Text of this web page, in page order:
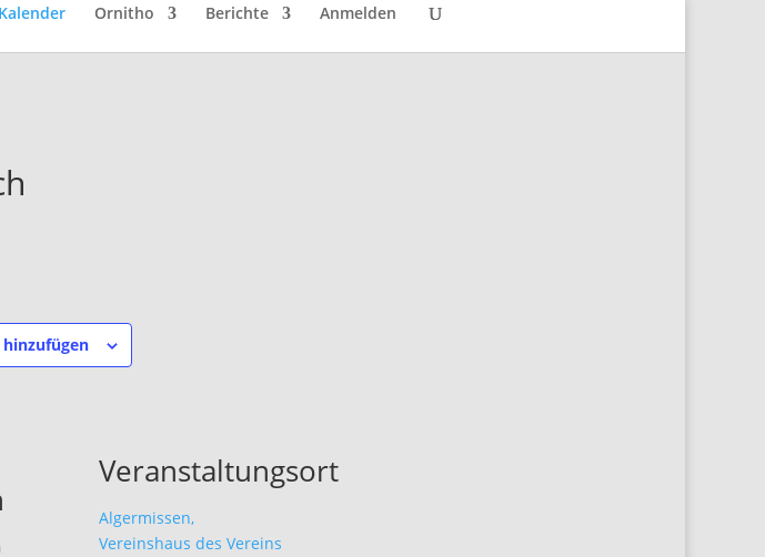
Kalender Ornitho Berichte Anmelden
Veranstaltungsort
Algermissen,
Vereinshaus des Vereins